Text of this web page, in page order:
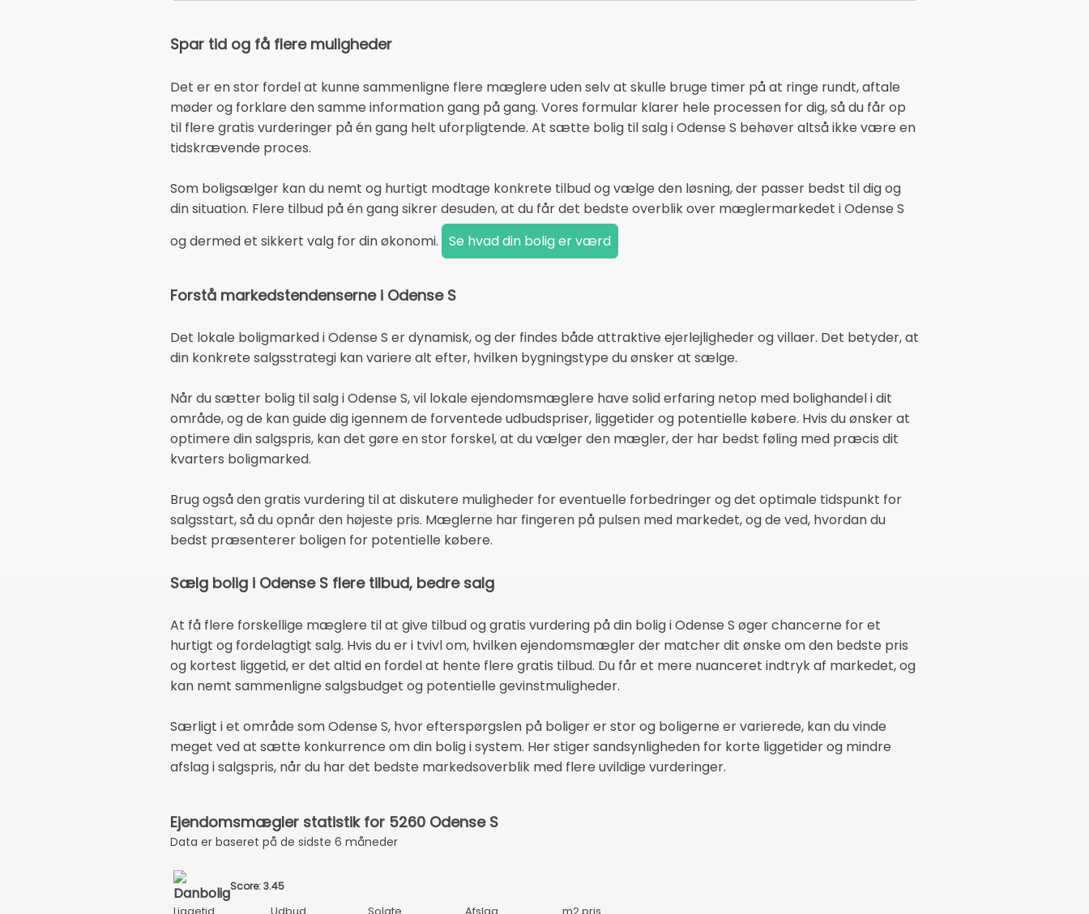
Spar tid og få flere muligheder
Det er en stor fordel at kunne sammenligne flere mæglere uden selv at skulle bruge timer på at ringe rundt, aftale
møder og forklare den samme information gang på gang. Vores formular klarer hele processen for dig, så du får op
til flere gratis vurderinger på én gang helt uforpligtende. At sætte bolig til salg i Odense S behøver altså ikke være en
tidskrævende proces.
Som boligsælger kan du nemt og hurtigt modtage konkrete tilbud og vælge den løsning, der passer bedst til dig og
din situation. Flere tilbud på én gang sikrer desuden, at du får det bedste overblik over mæglermarkedet i Odense S
og dermed et sikkert valg for din økonomi.
Forstå markedstendenserne i Odense S
Det lokale boligmarked i Odense S er dynamisk, og der findes både attraktive ejerlejligheder og villaer. Det betyder, at
din konkrete salgsstrategi kan variere alt efter, hvilken bygningstype du ønsker at sælge.
Når du sætter bolig til salg i Odense S, vil lokale ejendomsmæglere have solid erfaring netop med bolighandel i dit
område, og de kan guide dig igennem de forventede udbudspriser, liggetider og potentielle købere. Hvis du ønsker at
optimere din salgspris, kan det gøre en stor forskel, at du vælger den mægler, der har bedst føling med præcis dit
kvarters boligmarked.
Brug også den gratis vurdering til at diskutere muligheder for eventuelle forbedringer og det optimale tidspunkt for
salgsstart, så du opnår den højeste pris. Mæglerne har fingeren på pulsen med markedet, og de ved, hvordan du
bedst præsenterer boligen for potentielle købere.
Sælg bolig i Odense S flere tilbud, bedre salg
At få flere forskellige mæglere til at give tilbud og gratis vurdering på din bolig i Odense S øger chancerne for et
hurtigt og fordelagtigt salg. Hvis du er i tvivl om, hvilken ejendomsmægler der matcher dit ønske om den bedste pris
og kortest liggetid, er det altid en fordel at hente flere gratis tilbud. Du får et mere nuanceret indtryk af markedet, og
kan nemt sammenligne salgsbudget og potentielle gevinstmuligheder.
Særligt i et område som Odense S, hvor efterspørgslen på boliger er stor og boligerne er varierede, kan du vinde
meget ved at sætte konkurrence om din bolig i system. Her stiger sandsynligheden for korte liggetider og mindre
afslag i salgspris, når du har det bedste markedsoverblik med flere uvildige vurderinger.
Ejendomsmægler statistik for 5260 Odense S
Data er baseret på de sidste 6 måneder
Score: 3.45